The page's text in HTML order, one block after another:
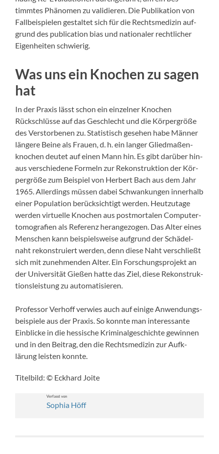
timmtes Phänomen zu vali­dieren. Die Pub­lika­tion von
Fall­beispie­len gestal­tet sich für die Rechtsmedi­zin auf­
grund des pub­li­ca­tion bias und nationaler rechtlich­er
Eigen­heit­en schwierig.
Was uns ein Knochen zu sagen
hat
In der Prax­is lässt schon ein einzel­ner Knochen
Rückschlüsse auf das Geschlecht und die Kör­per­größe
des Ver­stor­be­nen zu. Sta­tis­tisch gese­hen habe Män­ner
län­gere Beine als Frauen, d. h. ein langer Glied­maßen­
knochen deutet auf einen Mann hin. Es gibt darüber hin­
aus ver­schiedene Formeln zur Rekon­struk­tion der Kör­
per­größe zum Beispiel von Her­bert Bach aus dem Jahr
1965. Allerd­ings müssen dabei Schwankun­gen inner­halb
ein­er Pop­u­la­tion berück­sichtigt wer­den. Heutzu­tage
wer­den virtuelle Knochen aus post­mor­tal­en Com­put­er­
to­mo­grafien als Ref­erenz herange­zo­gen. Das Alter eines
Men­schen kann beispiel­sweise auf­grund der Schädel­
naht rekon­stru­iert wer­den, denn diese Naht ver­schließt
sich mit zunehmenden Alter. Ein Forschung­spro­jekt an
der Uni­ver­sität Gießen hat­te das Ziel, diese Rekon­struk­
tion­sleis­tung zu automa­tisieren.
Pro­fes­sor Ver­hoff ver­wies auch auf einige Anwen­dungs­
beispiele aus der Prax­is. So kon­nte man inter­es­sante
Ein­blicke in die hes­sis­che Krim­i­nalgeschichte gewin­nen
und in den Beitrag, den die Rechtsmedi­zin zur Aufk­
lärung leis­ten kon­nte.
Titel­bild: © Eck­hard Joite
Ver­fasst von
Sophia Höff